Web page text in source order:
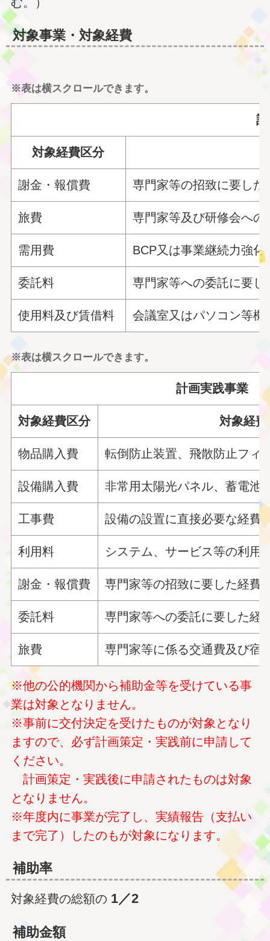
対象事業・対象経費
※表は横スクロールできます。
対象経費区分
謝金・報償費 専門家等の招致に要した
旅費 専門家等及び研修会へ
需用費 BCP又は事業継続力強
委託料 専門家等への委託に要し
使用料及び賃借料 会議室又はパソコン等機
※表は横スクロールできます。
計画実践事業
対象経費区分 対象経
物品購入費 転倒防止装置、飛散防止フィ
設備購入費 非常用太陽光パネル、蓄電池
工事費 設備の設置に直接必要な経費
利用料 システム、サービス等の利用
謝金・報償費 専門家等の招致に要した経費
委託料 専門家等への委託に要した経
旅費 専門家等に係る交通費及び宿
※他の公的機関から補助金等を受けている事
業は対象となりません。
※事前に交付決定を受けたものが対象となり
ますので、必ず計画策定・実践前に申請して
ください。
計画策定・実践後に申請されたものは対象
となりません。
※年度内に事業が完了し、実績報告（支払い
まで完了）したのもが対象になります。
補助率
対象経費の総額の 1／2
補助金額